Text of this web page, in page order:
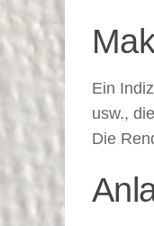
Ein
usw.,
Die